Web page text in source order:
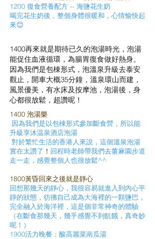
1200 復食營養配方 -- 海鹽花生奶
喝完花生奶後，整個身體很暖和，心情愉快起
來😊
1400再來就是期待已久的泡湯時光，泡湯
能促住血液循環，為腸胃復食做好熱身。
因為我們是包棟形式，泡溫泉升級去泰安
觀止，開車大概35分鐘，溫泉環山而建，
風景優美，有水床及按摩池，泡湯後，身
心都很放鬆，超讚呢！
1400 泡湯樂
因為我們是以包棟形式參加斷食營，所以能
升級享沐温泉酒店泡湯
對於繁忙生活的香港人來說，這個溫泉泡湯
實在太讚了 ！ 回程時老師帶我們去薑麻園步道
走一走，感覺整個人也很放鬆^^
1800黃昏回來之後就是靜心
回想那幾天的靜心，我很容易就進入到內心平
靜的狀態，彷彿自己成為大海裡的一顆鹽巴，
完全融入於海洋裡，這是個非常神奇的體驗
（在斷食那幾天，幾乎感覺不到飢餓，真奇妙
呢！）
1900活力晚餐：酸高麗菜南瓜湯